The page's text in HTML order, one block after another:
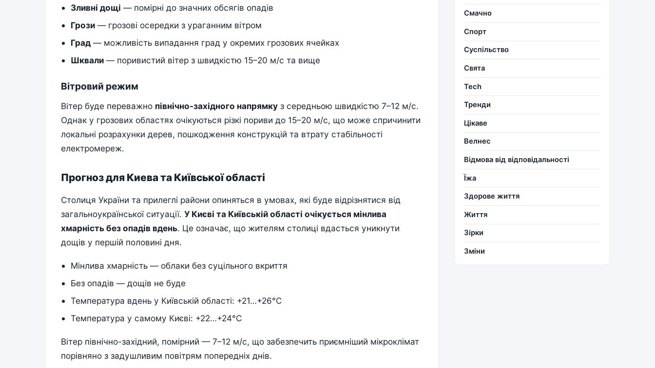
Зливні дощі — помірні до значних обсягів опадів
Грози — грозові осередки з ураганним вітром
Град — можливість випадання град у окремих грозових ячейках
Шквали — поривистий вітер з швидкістю 15–20 м/с та вище
Вітровий режим
Вітер буде переважно північно-західного напрямку з середньою швидкістю 7–12 м/с.
Однак у грозових областях очікуються різкі пориви до 15–20 м/с, що може спричинити
локальні розрахунки дерев, пошкодження конструкцій та втрату стабільності
електромереж.
Прогноз для Киева та Київської області
Столиця України та прилеглі райони опиняться в умовах, які буде відрізнятися від
загальноукраїнської ситуації. У Києві та Київській області очікується мінлива
хмарність без опадів вдень. Це означає, що жителям столиці вдасться уникнути
дощів у першій половині дня.
Мінлива хмарність — облаки без суцільного вкриття
Без опадів — дощів не буде
Температура вдень у Київській області: +21…+26°C
Температура у самому Києві: +22…+24°C
Вітер північно-західний, помірний — 7–12 м/с, що забезпечить приємніший мікроклімат
порівняно з задушливим повітрям попередніх днів.
Смачно
Спорт
Суспільство
Свята
Tech
Тренди
Цікаве
Велнес
Відмова від відповідальності
Їжа
Здорове життя
Життя
Зірки
Зміни